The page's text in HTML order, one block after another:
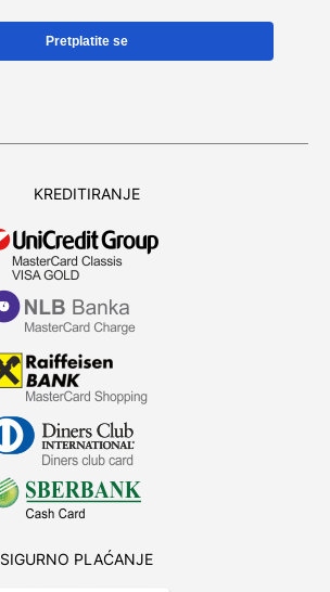
KREDITIRANJE
SIGURNO PLAĆANJE